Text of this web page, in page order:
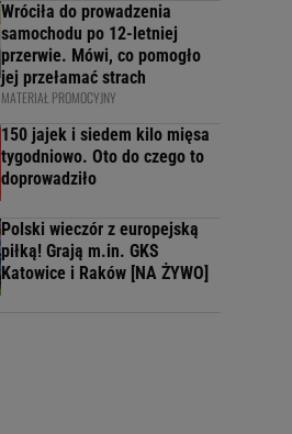
Wróciła do prowadzenia
samochodu po 12-letniej
przerwie. Mówi, co pomogło
jej przełamać strach
MATERIAŁ PROMOCYJNY
150 jajek i siedem kilo mięsa
tygodniowo. Oto do czego to
doprowadziło
Polski wieczór z europejską
piłką! Grają m.in. GKS
Katowice i Raków [NA ŻYWO]